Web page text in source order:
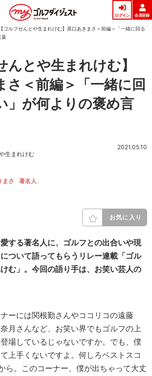
ログイン 会員登録
【ゴルフせんとや生まれけむ】原口あきまさ＜前編＞「一緒に回る
葉
んとや生まれけむ】
さ＜前編＞「一緒に回
」が何よりの褒め言
生まれけむ
2021.05.10
まさ 著名人
お気に入り
する著名人に、ゴルフとの出合いや現
ついて語ってもらうリレー連載「ゴル
む」。今回の語り手は、お笑い芸人の
ーには関根勤さんやココリコの遠藤
奈月さんなど、お笑い界でもゴルフの上
場しているじゃないですか。でも、僕
上手くないですよ。何しろベストスコ
ら。このコーナー、僕が出ちゃって大丈